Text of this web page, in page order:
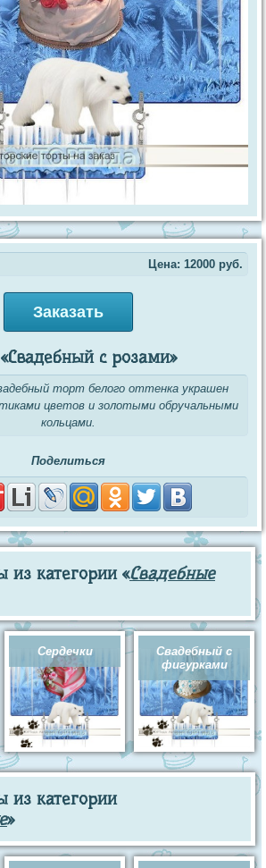
Цена: 12000 руб.
Заказать
с розами»
торт белого оттенка украшен
цветов и золотыми обручальными
кольцами.
Поделиться
из категории «Свадебные
Сердечки
Свадебный с
фигурками
из категории
»